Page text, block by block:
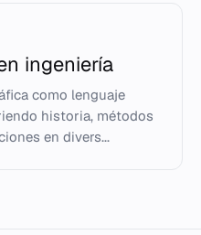
ingeniería
como lenguaje
historia, métodos
en divers...